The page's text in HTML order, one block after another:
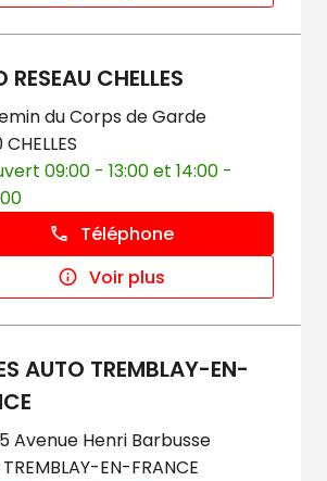
RESEAU CHELLES
du Corps de Garde
09:00 - 13:00 et 14:00 -
Téléphone
Voir plus
AUTO TREMBLAY-EN-
Avenue Henri Barbusse
EN-FRANCE